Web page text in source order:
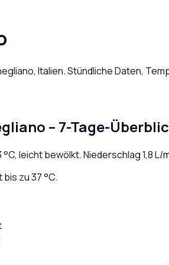
, Italien. Stündliche Daten,
– 7-Tage-
°C, leicht bewölkt. Niederschlag1,8L/
zu 37 °C.